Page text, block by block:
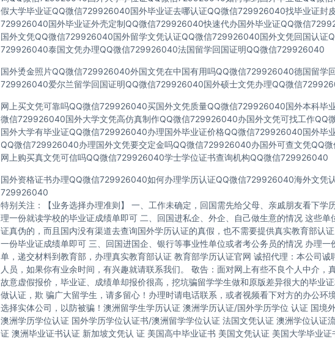
假大学毕业证QQ微信729926040国外毕业证去哪认证QQ微信729926040找毕业证封
729926040国外毕业证外壳定制QQ微信729926040快速代办国外毕业证QQ微信
国外文凭QQ微信729926040国外留学文凭认证QQ微信729926040国外文凭回国认证
729926040泰国文凭办理QQ微信729926040法国留学回国证明QQ微信729926040
国外烫金照片QQ微信729926040外国文凭在中国有用吗QQ微信729926040德国留学
729926040爱尔兰留学回国证明QQ微信729926040国外硕士文凭办理QQ微信
网上买文凭可靠吗QQ微信729926040买国外文凭质量QQ微信729926040国外本科毕
微信729926040国外大学文凭高仿真制作QQ微信729926040办国外文凭可找工作QQ
国外大学有毕业证QQ微信729926040办理国外毕业证价格QQ微信729926040国外毕
QQ微信729926040办理国外文凭要交定金吗QQ微信729926040办国外可查文凭QQ
网上购买真文凭可信吗QQ微信729926040学士学位证书查询机构QQ微信729926040
国外资格证书办理QQ微信729926040如何办理学历认证QQ微信729926040海外文凭
729926040
特别关注：【业务选择办理准则】 一、工作未确定，回国需先给父母、亲戚朋友看下学
理一份就读学校的毕业证成绩单即可 二、回国进私企、外企、自己做生意的情况 这些单
证真伪的，而且国内没有渠道去查询国外学历认证的真假，也不需要提供真实教育部认
一份毕业证成绩单即可 三、回国进国企、银行等事业性单位或者考公务员的情况 办理一
单，递交材料到教育部，办理真实教育部认证 教育部学历认证官网 诚招代理：本公司诚
人员，如果你有业余时间，有兴趣就请联系我们。 敬告：面对网上有些不良个人中介，
故意虚假报价，毕业证、成绩单却报价很高，挖坑骗留学学生做和原版差异很大的毕业
做认证，欺 骗广大留学生，请多留心！办理时请电话联系，或者视频看下对方的办公环
选择实体公司，以防被骗！澳洲留学生学历认证 澳洲学历认证/国外学历学位 认证 国境
澳洲学历学位认证 国外学历学位认证书/澳洲留学学位认证 法国文凭认证 澳洲学位认证
证 澳洲毕业证书认证 新加坡文凭认 证 美国高中毕业证书 美国文凭认证 美国大学毕业证